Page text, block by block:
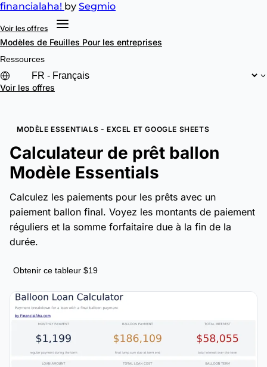
financialaha! by Segmio
Voir les offres
Modèles de Feuilles Pour les entreprises
Ressources
Voir les offres
MODÈLE ESSENTIALS - EXCEL ET GOOGLE SHEETS
Calculateur de prêt ballon
Modèle Essentials
Calculez les paiements pour les prêts avec un
paiement ballon final. Voyez les montants de paiement
réguliers et la somme forfaitaire due à la fin de la
durée.
Obtenir ce tableur $19